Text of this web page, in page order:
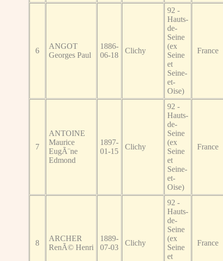
6
ANGOT
Georges Paul
1886-
06-18
Clichy
92 -
Hauts-
de-
Seine
(ex
Seine
et
Seine-
et-
Oise)
France
7
ANTOINE
Maurice
EugÃ¨ne
Edmond
1897-
01-15
Clichy
92 -
Hauts-
de-
Seine
(ex
Seine
et
Seine-
et-
Oise)
France
8
ARCHER
RenÃ© Henri
1889-
07-03
Clichy
92 -
Hauts-
de-
Seine
(ex
Seine
et
France